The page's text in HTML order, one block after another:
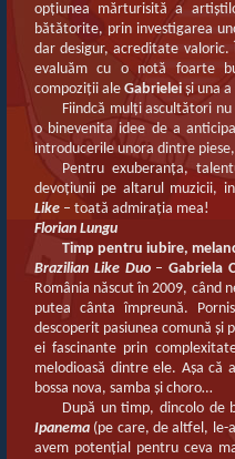
opţiunea mărturisită a
bătătorite, prin investigarea
dar desigur, acreditate valoric.
evaluăm cu o notă foarte
compoziţii ale Gabrielei şi una a
Fiindcă mulţi ascultători
o binevenita idee de a
introducerile unora dintre
Pentru exuberanţa,
devoţiunii pe altarul muzicii,
Like – toată admiraţia mea!
Florian Lungu
Timp pentru iubire,
Brazilian Like Duo–Gabriela
România născut în 2009, când
putea cânta împreună.
descoperit pasiunea comună
ei fascinante prin
melodioasă dintre ele. Aşa că
bossa nova, samba şi choro…
După un timp, dincolo de
Ipanema (pe care, de altfel, le-
avem potenţial pentru ceva